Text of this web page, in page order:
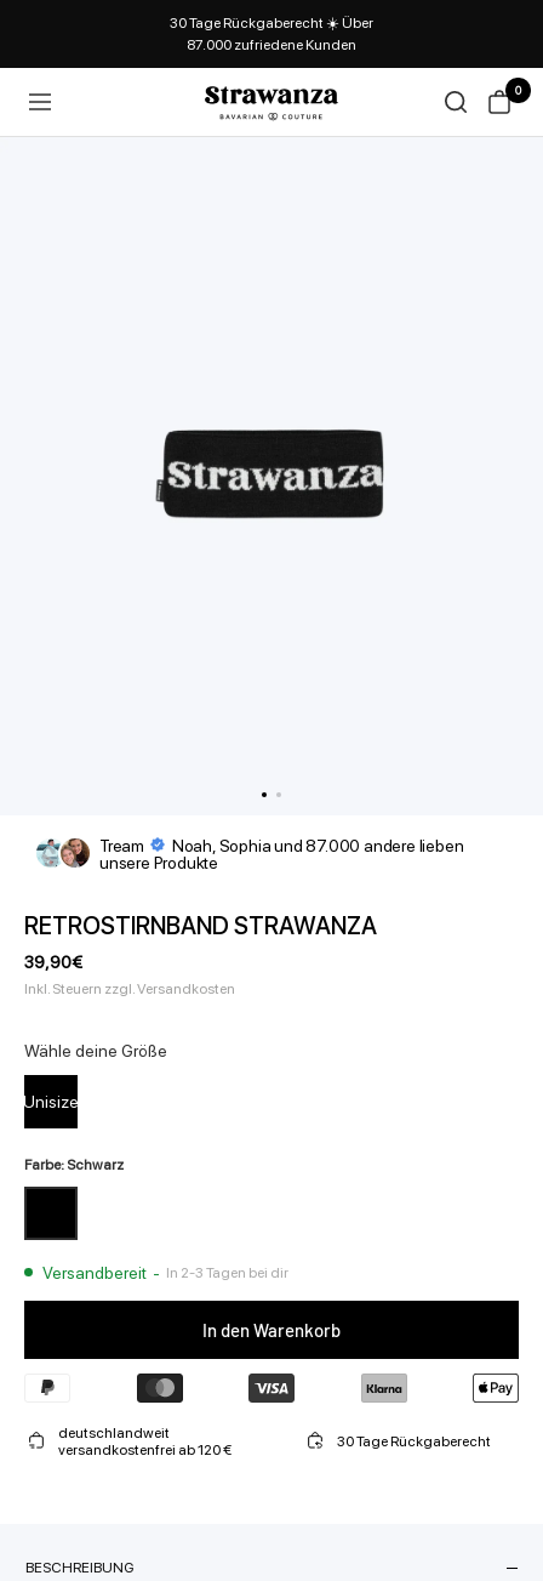
30 Tage Rückgaberecht ☀️ Über
87.000 zufriedene Kunden
Navigation
Strawanza 0
Tream
Noah, Sophia und 87.000 andere lieben
unsere Produkte
RETROSTIRNBAND STRAWANZA
Angebotspreis
39,90€
Inkl. Steuern zzgl. Versandkosten
Wähle deine Größe
Unisize
Farbe: Schwarz
Versandbereit - In 2-3 Tagen bei dir
In den Warenkorb
deutschlandweit
versandkostenfrei ab 120 €
30 Tage Rückgaberecht
BESCHREIBUNG